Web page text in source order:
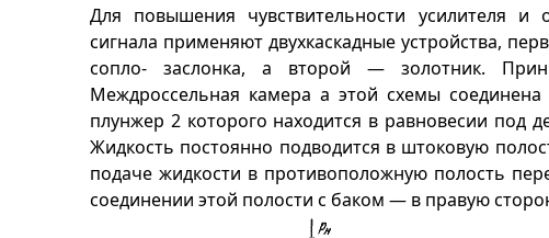
Для повышения чувствительности усилителя
сигнала применяют двухкаскадные устройства,
сопло- заслонка, а второй — золотник.
Междроссельная камера a этой схемы
плунжер 2 которого находится в равновесии под
Жидкость постоянно подводится в штоковую
подаче жидкости в противоположную полость
соединении этой полости с баком — в правую